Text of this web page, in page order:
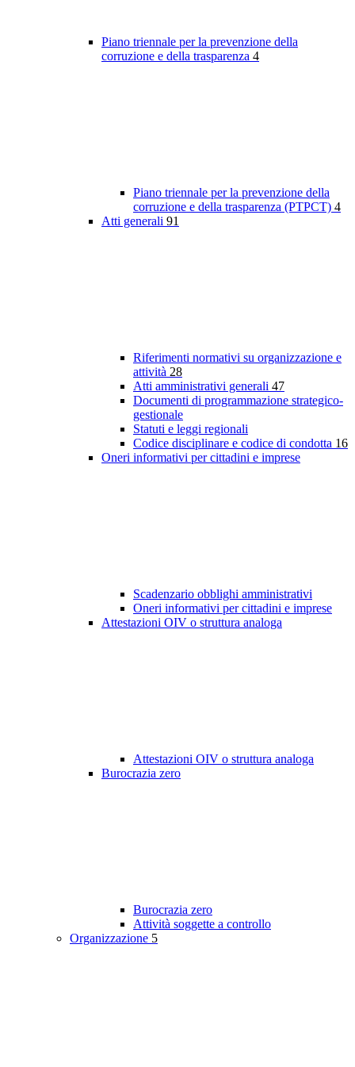
Piano triennale per la prevenzione della
corruzione e della trasparenza 4
Piano triennale per la prevenzione della
corruzione e della trasparenza (PTPCT) 4
Atti generali 91
Riferimenti normativi su organizzazione e
attività 28
Atti amministrativi generali 47
Documenti di programmazione strategico-
gestionale
Statuti e leggi regionali
Codice disciplinare e codice di condotta 16
Oneri informativi per cittadini e imprese
Scadenzario obblighi amministrativi
Oneri informativi per cittadini e imprese
Attestazioni OIV o struttura analoga
Attestazioni OIV o struttura analoga
Burocrazia zero
Burocrazia zero
Attività soggette a controllo
Organizzazione 5